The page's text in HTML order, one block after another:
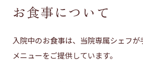
お食事について
入院中のお食事は、当院専属シェフ
メニューをご提供しています。